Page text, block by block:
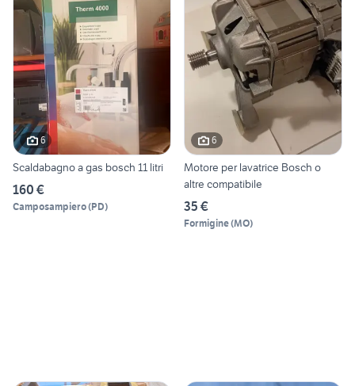
6
Scaldabagno a gas bosch 11 litri
160 €
Camposampiero(PD)
6
Motore per lavatrice Bosch o
altre compatibile
35 €
Formigine(MO)